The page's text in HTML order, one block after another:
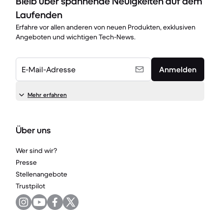
Laufenden
Erfahre vor allen anderen von neuen Produkten, exklusiven
Angeboten und wichtigen Tech-News.
E-Mail-Adresse Anmelden
Mehr erfahren
Über uns
Wer sind wir?
Presse
Stellenangebote
Trustpilot